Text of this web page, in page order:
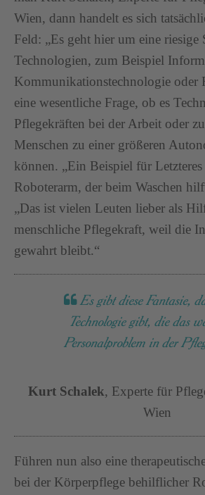
Wien, dann handelt es sich
Feld: „Es geht hier um eine riesige
Technologien, zum Beispiel
Kommunikationstechnologie oder
eine wesentliche Frage, ob es
Pflegekräften bei der Arbeit oder
Menschen zu einer größeren
können. „Ein Beispiel für Letzteres
Roboterarm, der beim Waschen
„Das ist vielen Leuten lieber als
menschliche Pflegekraft, weil die
gewahrt bleibt.“
Es gibt diese Fantasie,
Technologie gibt, die das
Personalproblem in der
Kurt Schalek, Experte für
Wien
Führen nun also eine
bei der Körperpflege behilflicher